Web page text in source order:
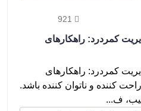
921
کمردرد: راهکارهای
کمردرد: راهکارهای
کننده و ناتوان کننده باشد.
ف...